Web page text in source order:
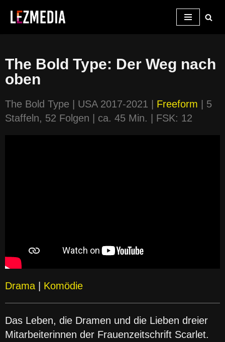
springen
The Bold Type: Der Weg nach
oben
The Bold Type | USA 2017-2021 | Freeform | 5
Staffeln, 52 Folgen | ca. 45 Min. | FSK: 12
Drama Komödie
Das Leben, die Dramen und die Lieben dreier
Mitarbeiterinnen der Frauenzeitschrift Scarlet.